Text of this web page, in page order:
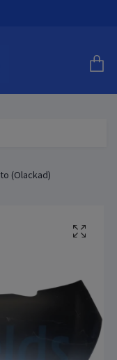
(Olackad)